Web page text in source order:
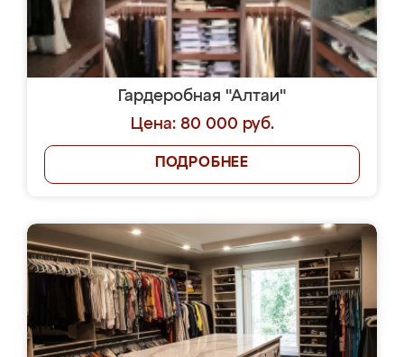
Гардеробная "Алтаи"
Цена: 80 000 руб.
ПОДРОБНЕЕ